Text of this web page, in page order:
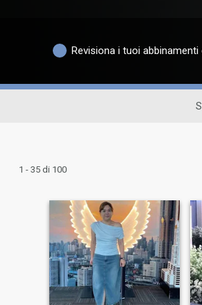
Revisiona i tuoi
1 - 35 di 100